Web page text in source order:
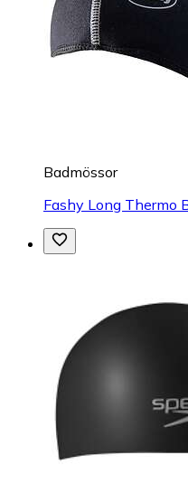
Badmössor
Fashy Long Thermo